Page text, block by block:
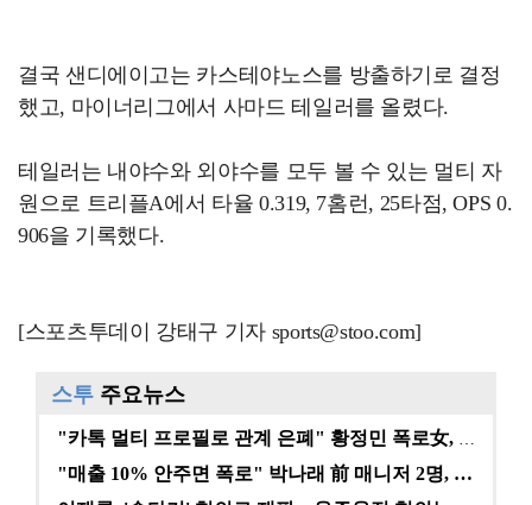
결국 샌디에이고는 카스테야노스를 방출하기로 결정
했고, 마이너리그에서 사마드 테일러를 올렸다.
테일러는 내야수와 외야수를 모두 볼 수 있는 멀티 자
원으로 트리플A에서 타율 0.319, 7홈런, 25타점, OPS 0.
906을 기록했다.
[스포츠투데이 강태구 기자 sports@stoo.com]
스투 주요뉴스
"카톡 멀티 프로필로 관계 은폐" 황정민 폭로女, 문자…
"매출 10% 안주면 폭로" 박나래 前 매니저 2명, …